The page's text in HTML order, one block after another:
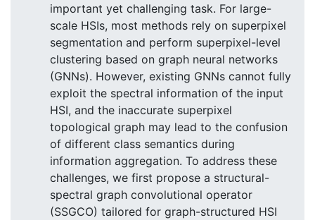
important yet challenging task. For large-
scale HSIs, most methods rely on superpixel
segmentation and perform superpixel-level
clustering based on graph neural networks
(GNNs). However, existing GNNs cannot fully
exploit the spectral information of the input
HSI, and the inaccurate superpixel
topological graph may lead to the confusion
of different class semantics during
information aggregation. To address these
challenges, we first propose a structural-
spectral graph convolutional operator
(SSGCO) tailored for graph-structured HSI